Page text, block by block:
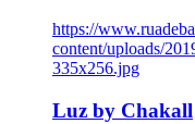
https://
content/uploads/
335x256.jpg
Luz by Chakall